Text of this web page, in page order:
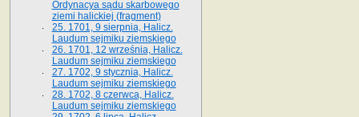
Ordynacya sądu skarbowego
ziemi halickiej (fragment)
25. 1701, 9 sierpnia, Halicz.
Laudum sejmiku ziemskiego
26. 1701, 12 września, Halicz.
Laudum sejmiku ziemskiego
27. 1702, 9 stycznia, Halicz.
Laudum sejmiku ziemskiego
28. 1702, 8 czerwca, Halicz.
Laudum sejmiku ziemskiego